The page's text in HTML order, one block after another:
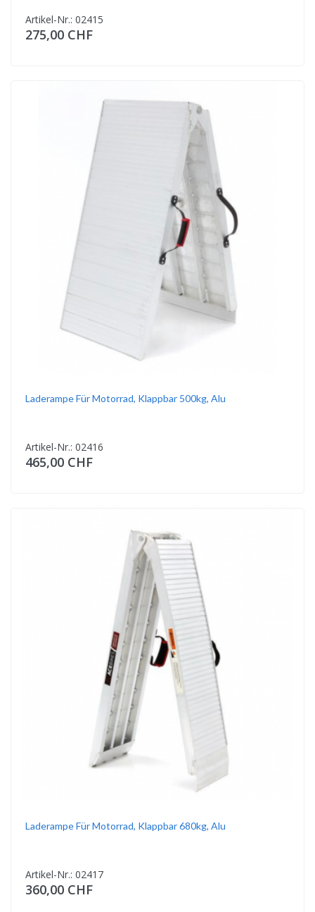
Artikel-Nr.: 02415
275,00 CHF
Laderampe Für Motorrad, Klappbar 500kg, Alu
Artikel-Nr.: 02416
465,00 CHF
Laderampe Für Motorrad, Klappbar 680kg, Alu
Artikel-Nr.: 02417
360,00 CHF